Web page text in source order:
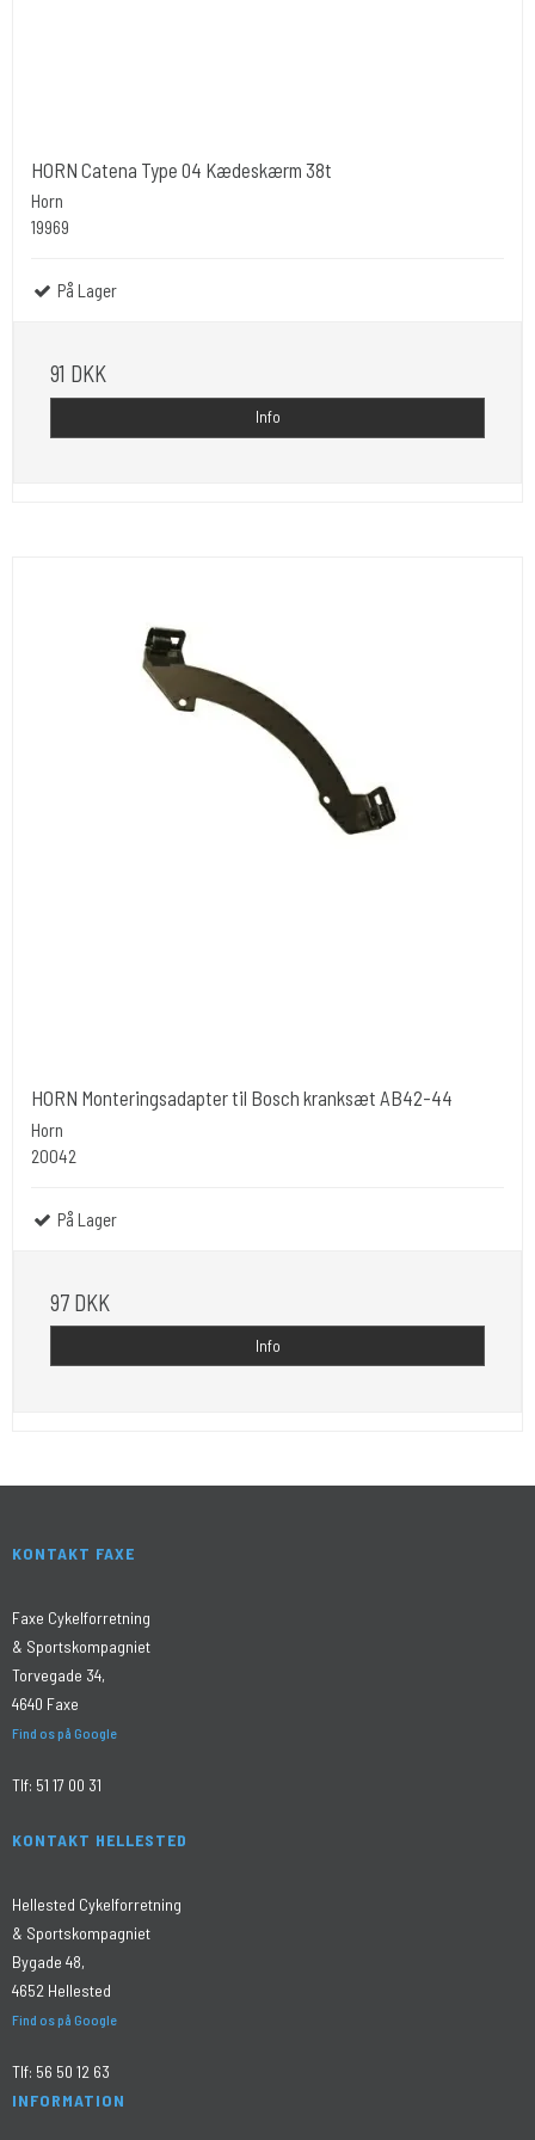
HORN Catena Type 04 Kædeskærm 38t
Horn
19969
På Lager
91 DKK
Info
HORN Monteringsadapter til Bosch kranksæt AB42-44
Horn
20042
På Lager
97 DKK
Info
KONTAKT FAXE
Faxe Cykelforretning
& Sportskompagniet
Torvegade 34,
4640 Faxe
Find os på Google
Tlf: 51 17 00 31
KONTAKT HELLESTED
Hellested Cykelforretning
& Sportskompagniet
Bygade 48,
4652 Hellested
Find os på Google
Tlf: 56 50 12 63
INFORMATION